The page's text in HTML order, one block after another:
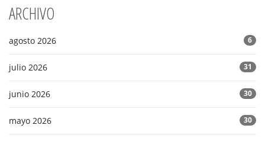
ARCHIVO
agosto 2026 6
julio 2026 31
junio 2026 30
mayo 2026 30